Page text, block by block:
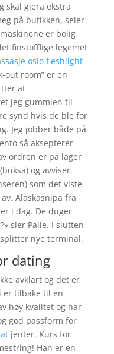
skal gjera ekstra
på butikken, seier
er bolig
finstofflige legemet
oslo fleshlight
out room” er en
at
jeg gummien til
synd hvis de ble for
Jeg jobber både på
så aksepterer
ordren er på lager
og avviser
som det viste
Alaskasnipa fra
i dag. De duger
sier Palle. I slutten
nye terminal.
dating
avklart og det er
er tilbake til en
høy kvalitet og har
god passform for
jenter. Kurs for
Han er en